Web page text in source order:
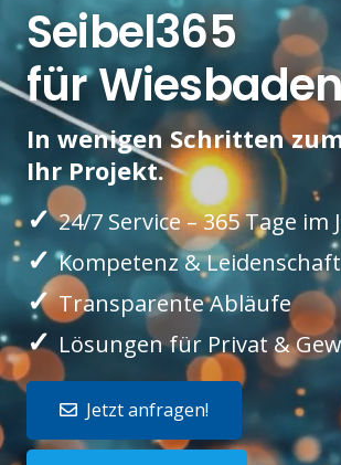
Seibel365
für
In wenigen Schritten
Ihr Projekt.
✓24/7 Service – 365 Tage im
✓Kompetenz & Leidenschaft
✓Transparente Abläufe
✓Lösungen für Privat &
Jetzt anfragen!